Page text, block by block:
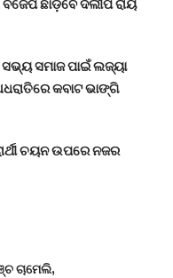
ଛାଡ଼ିବେ ଦିଲୀପ ରାୟ
ସମାଜ ପାଇଁ ଲଜ୍ୟା
କବାଟ ଭାଙ୍ଗି
ଚୟନ ଉପରେ ନଜର
ଚାମେଲି,